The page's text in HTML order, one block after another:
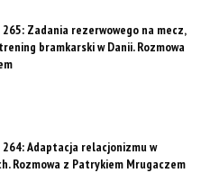
Zadania rezerwowego na mecz,
bramkarski w Danii. Rozmowa
Adaptacja relacjonizmu w
Rozmowa z Patrykiem Mrugaczem